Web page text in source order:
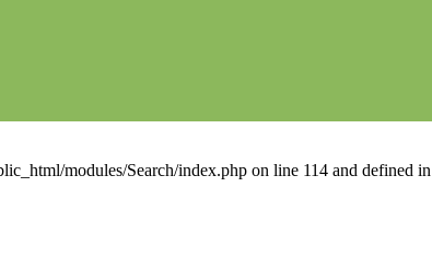
modules/Search/index.php on line 114 and defined in